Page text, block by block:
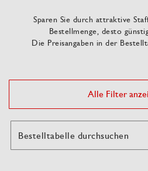
Sparen Sie durch attraktive
Bestellmenge, desto
Die Preisangaben in der
Alle Filter
Bestelltabelle durchsuchen